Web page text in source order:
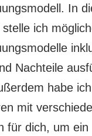
In
ich
Nachteile
habe
mit
für dich, um ein